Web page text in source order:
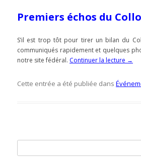
Premiers échos du
S’il est trop tôt pour tirer un bilan du
communiqués rapidement et quelques
notre site fédéral. Continuer la lecture →
Cette entrée a été publiée dans